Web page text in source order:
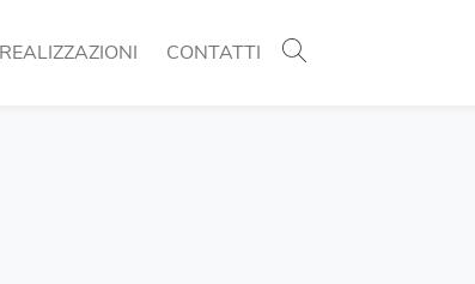
REALIZZAZIONI CONTATTI